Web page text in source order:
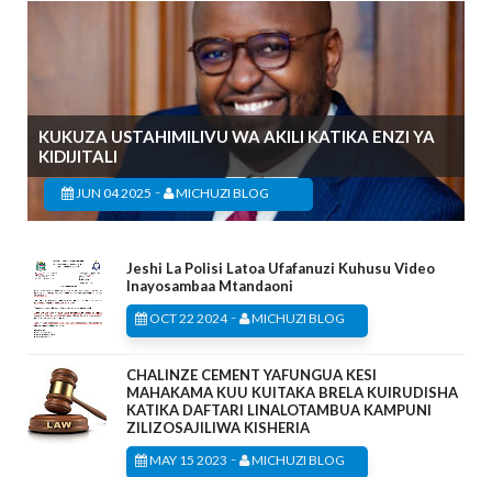
KUKUZA USTAHIMILIVU WA AKILI KATIKA ENZI YA
KIDIJITALI
JUN 04 2025 - MICHUZI BLOG
Jeshi La Polisi Latoa Ufafanuzi Kuhusu Video
Inayosambaa Mtandaoni
OCT 22 2024- MICHUZI BLOG
CHALINZE CEMENT YAFUNGUA KESI
MAHAKAMA KUU KUITAKA BRELA KUIRUDISHA
KATIKA DAFTARI LINALOTAMBUA KAMPUNI
ZILIZOSAJILIWA KISHERIA
MAY 15 2023 - MICHUZI BLOG